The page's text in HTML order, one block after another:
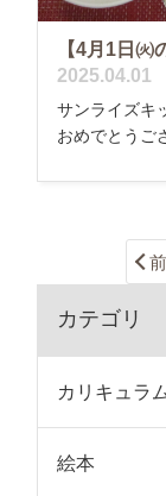
【4月1日㈫
2025.04.01
サンライズキ
おめでとうご
カテゴリ
カリキュラ
絵本